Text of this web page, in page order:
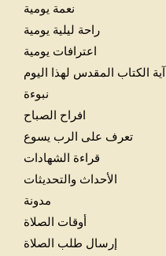
نعمة يومية
راحة ليلية يومية
اعترافات يومية
آية الكتاب المقدس لهذا اليوم
نبوءة
افراح الصباح
تعرف على الرب يسوع
قراءة الشهادات
الأحداث والتحديثات
مدونة
أوقات الصلاة
إرسال طلب الصلاة